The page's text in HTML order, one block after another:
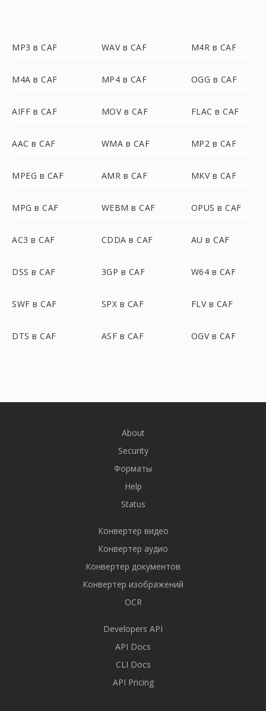
MP3 в CAF WAV в CAF M4R в CAF
M4A в CAF MP4 в CAF OGG в CAF
AIFF в CAF MOV в CAF FLAC в CAF
AAC в CAF WMA в CAF MP2 в CAF
MPEG в CAF AMR в CAF MKV в CAF
MPG в CAF WEBM в CAF OPUS в CAF
AC3 в CAF CDDA в CAF AU в CAF
DSS в CAF 3GP в CAF W64 в CAF
SWF в CAF SPX в CAF FLV в CAF
DTS в CAF ASF в CAF OGV в CAF
About
Security
Форматы
Help
Status
Конвертер видео
Конвертер аудио
Конвертер документов
Конвертер изображений
OCR
Developers API
API Docs
CLI Docs
API Pricing